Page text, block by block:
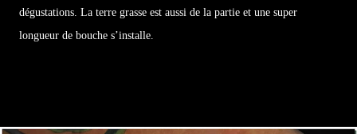
dégustations. La terre grasse est aussi de la partie et une super
longueur de bouche s’installe.